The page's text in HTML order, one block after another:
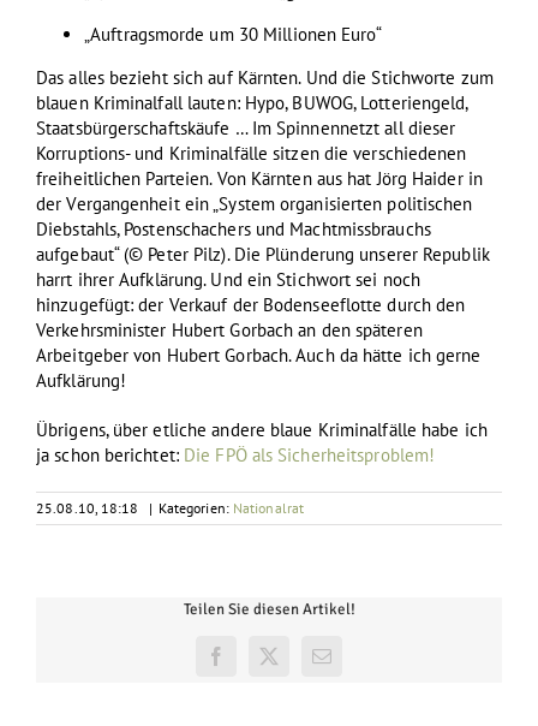
„Auftragsmorde um 30 Millionen Euro“
Das alles bezieht sich auf Kärnten. Und die Stichworte zum
blauen Kriminalfall lauten: Hypo, BUWOG, Lotteriengeld,
Staatsbürgerschaftskäufe … Im Spinnennetzt all dieser
Korruptions- und Kriminalfälle sitzen die verschiedenen
freiheitlichen Parteien. Von Kärnten aus hat Jörg Haider in
der Vergangenheit ein „System organisierten politischen
Diebstahls, Postenschachers und Machtmissbrauchs
aufgebaut“ (© Peter Pilz). Die Plünderung unserer Republik
harrt ihrer Aufklärung. Und ein Stichwort sei noch
hinzugefügt: der Verkauf der Bodenseeflotte durch den
Verkehrsminister Hubert Gorbach an den späteren
Arbeitgeber von Hubert Gorbach. Auch da hätte ich gerne
Aufklärung!
Übrigens, über etliche andere blaue Kriminalfälle habe ich
ja schon berichtet: Die FPÖ als Sicherheitsproblem!
25.08.10, 18:18 | Kategorien: Nationalrat
Teilen Sie diesen Artikel!
Facebook
X
E-